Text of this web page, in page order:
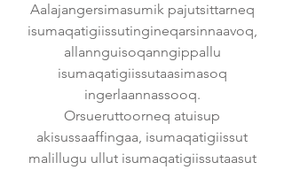
Aalajangersimasumik pajutsittarneq
isumaqatigiissutingineqarsinnaavoq,
allannguisoqanngippallu
isumaqatigiissutaasimasoq
ingerlaannassooq.
Orsueruttoorneq atuisup
akisussaaffingaa, isumaqatigiissut
malillugu ullut isumaqatigiissutaasut